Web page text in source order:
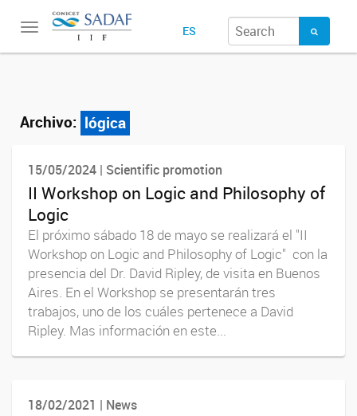
Toggle
ES
Archivo: lógica
15/05/2024 | Scientific promotion
II Workshop on Logic and Philosophy of
Logic
El próximo sábado 18 de mayo se realizará el "II
Workshop on Logic and Philosophy of Logic" con la
presencia del Dr. David Ripley, de visita en Buenos
Aires. En el Workshop se presentarán tres
trabajos, uno de los cuáles pertenece a David
Ripley. Mas información en este...
18/02/2021 | News